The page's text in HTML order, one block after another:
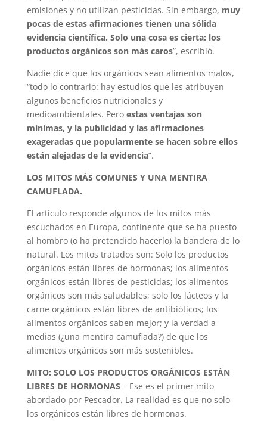
emisiones y no utilizan pesticidas. Sin embargo, muy
pocas de estas afirmaciones tienen una sólida
evidencia científica. Solo una cosa es cierta: los
productos orgánicos son más caros”, escribió.
Nadie dice que los orgánicos sean alimentos malos,
“todo lo contrario: hay estudios que les atribuyen
algunos beneficios nutricionales y
medioambientales. Pero estas ventajas son
mínimas, y la publicidad y las afirmaciones
exageradas que popularmente se hacen sobre ellos
están alejadas de la evidencia”.
LOS MITOS MÁS COMUNES Y UNA MENTIRA
CAMUFLADA.
El artículo responde algunos de los mitos más
escuchados en Europa, continente que se ha puesto
al hombro (o ha pretendido hacerlo) la bandera de lo
natural. Los mitos tratados son: Solo los productos
orgánicos están libres de hormonas; los alimentos
orgánicos están libres de pesticidas; los alimentos
orgánicos son más saludables; solo los lácteos y la
carne orgánicos están libres de antibióticos; los
alimentos orgánicos saben mejor; y la verdad a
medias (¿una mentira camuflada?) de que los
alimentos orgánicos son más sostenibles.
MITO: SOLO LOS PRODUCTOS ORGÁNICOS ESTÁN
LIBRES DE HORMONAS – Ese es el primer mito
abordado por Pescador. La realidad es que no solo
los orgánicos están libres de hormonas.